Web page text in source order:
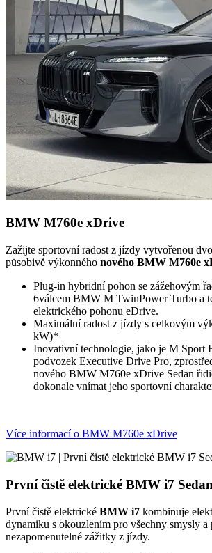
BMW M760e xDrive
Zažijte sportovní radost z jízdy vytvořenou
působivě výkonného nového BMW M760e
Plug-in hybridní pohon se zážehovým
6válcem BMW M TwinPower Turbo a
elektrického pohonu eDrive.
Maximální radost z jízdy s celkovým
kW)*
Inovativní technologie, jako je M Sport
podvozek Executive Drive Pro,
nového BMW M760e xDrive Sedan
dokonale vnímat jeho sportovní
Více informací o BMW M760e xDrive
První čistě elektrické BMW i7 Sedan
První čistě elektrické BMW i7 kombinuje
dynamiku s okouzlením pro všechny smysly a
nezapomenutelné zážitky z jízdy.